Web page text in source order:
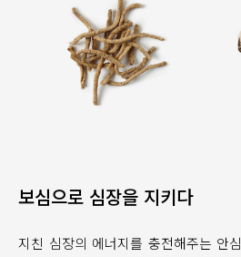
보심으로 심장을 지키다
지친 심장의 에너지를 충전해주는 안